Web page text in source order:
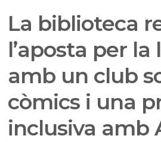
La biblioteca
l’aposta per la
amb un club
còmics i una
inclusiva amb